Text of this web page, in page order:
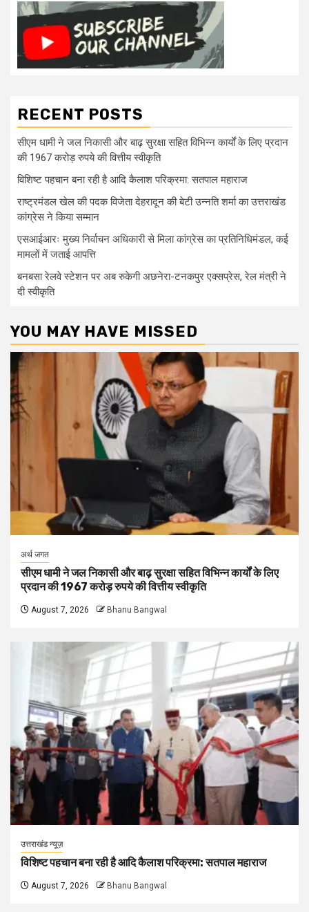
RECENT POSTS
सीएम धामी ने जल निकासी और बाढ़ सुरक्षा सहित विभिन्न कार्यों के लिए प्रदान
की 1967 करोड़ रुपये की वित्तीय स्वीकृति
विशिष्ट पहचान बना रही है आदि कैलाश परिक्रमा: सतपाल महाराज
राष्ट्रमंडल खेल की पदक विजेता देहरादून की बेटी उन्नति शर्मा का उत्तराखंड
कांग्रेस ने किया सम्मान
एसआईआरः मुख्य निर्वाचन अधिकारी से मिला कांग्रेस का प्रतिनिधिमंडल, कई
मामलों में जताई आपत्ति
बनबसा रेलवे स्टेशन पर अब रुकेगी अछनेरा-टनकपुर एक्सप्रेस, रेल मंत्री ने
दी स्वीकृति
YOU MAY HAVE MISSED
अर्थ जगत
सीएम धामी ने जल निकासी और बाढ़ सुरक्षा सहित विभिन्न कार्यों के लिए
प्रदान की 1967 करोड़ रुपये की वित्तीय स्वीकृति
August 7, 2026 Bhanu Bangwal
उत्तराखंड न्यूज़
विशिष्ट पहचान बना रही है आदि कैलाश परिक्रमा: सतपाल महाराज
August 7, 2026 Bhanu Bangwal